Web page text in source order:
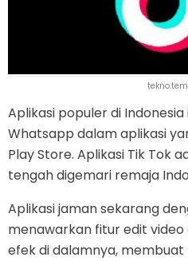
Aplikasi populer di
Whatsapp dalam aplikasi
Play Store. Aplikasi Tik Tok
tengah digemari remaja
Aplikasi jaman sekarang
menawarkan fitur edit
efek di dalamnya,